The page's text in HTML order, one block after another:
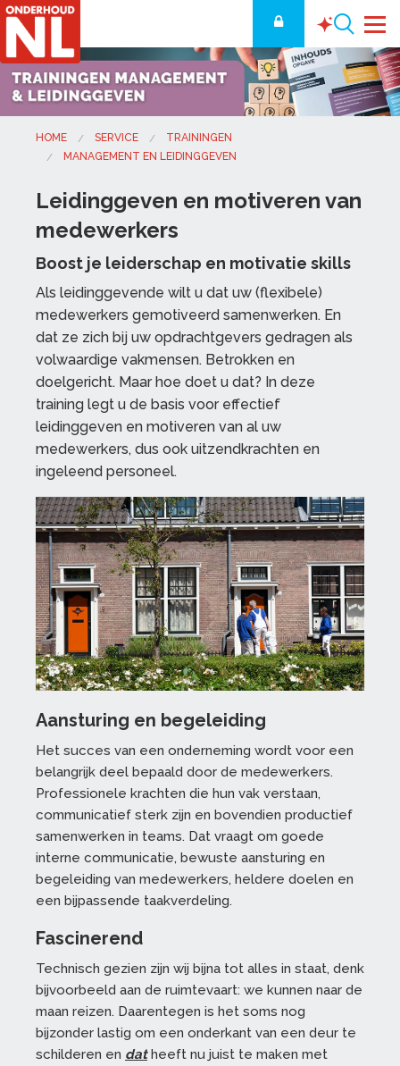
HOME SERVICE
TRAININGEN
MANAGEMENT EN LEIDINGGEVEN
Leidinggeven en motiveren van
medewerkers
Boost je leiderschap en motivatie skills
Als leidinggevende wilt u dat uw (flexibele)
medewerkers gemotiveerd samenwerken. En
dat ze zich bij uw opdrachtgevers gedragen als
volwaardige vakmensen. Betrokken en
doelgericht. Maar hoe doet u dat? In deze
training legt u de basis voor effectief
leidinggeven en motiveren van al uw
medewerkers, dus ook uitzendkrachten en
ingeleend personeel.
Aansturing en begeleiding
Het succes van een onderneming wordt voor een
belangrijk deel bepaald door de medewerkers.
Professionele krachten die hun vak verstaan,
communicatief sterk zijn en bovendien productief
samenwerken in teams. Dat vraagt om goede
interne communicatie, bewuste aansturing en
begeleiding van medewerkers, heldere doelen en
een bijpassende taakverdeling.
Fascinerend
Technisch gezien zijn wij bijna tot alles in staat, denk
bijvoorbeeld aan de ruimtevaart: we kunnen naar de
maan reizen. Daarentegen is het soms nog
bijzonder lastig om een onderkant van een deur te
schilderen en datheeft nu juist te maken met